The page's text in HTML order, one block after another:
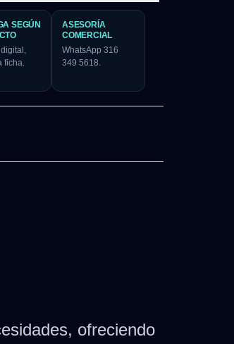
SEGÚN
ficha.
ASESORÍA
COMERCIAL
WhatsApp 316
349 5618.
ofreciendo